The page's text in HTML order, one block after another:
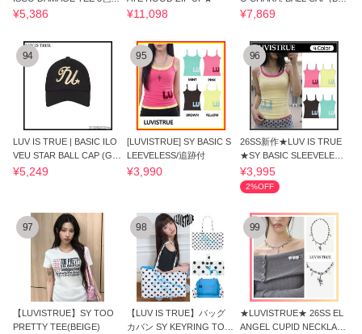
半袖 Tシャツ
¥5,386 ¥11,098
CK)
¥7,869
94
LUV IS TRUE | BASIC ILO
VEU STAR BALL CAP (GO
LD)
¥5,249
95
[LUVISTRUE] SY BASIC S
LEEVELESS/追跡付
¥3,990
96
26SS新作★LUV IS TRUE
★SY BASIC SLEEVELESS
4色◆送料込
¥3,995
2%OFF
97
【LUVISTRUE】SY TOO
PRETTY TEE(BEIGE)
98
【LUV IS TRUE】バッグ
カバン SY KEYRING TOT
99
★LUVISTRUE★ 26SS EL
ANGEL CUPID NECKLAC